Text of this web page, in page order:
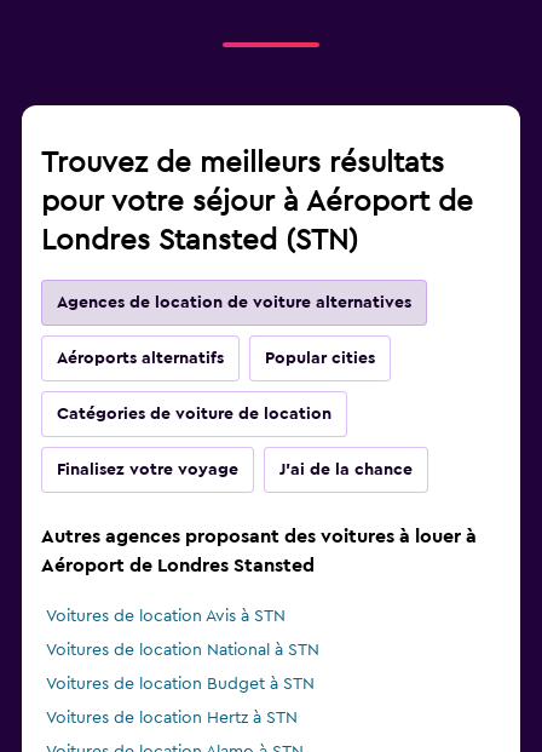
Trouvez de meilleurs résultats
pour votre séjour à Aéroport de
Londres Stansted (STN)
Agences de location de voiture alternatives
Aéroports alternatifs Popular cities
Catégories de voiture de location
Finalisez votre voyage J'ai de la chance
Autres agences proposant des voitures à louer à
Aéroport de Londres Stansted
Voitures de location Avis à STN
Voitures de location National à STN
Voitures de location Budget à STN
Voitures de location Hertz à STN